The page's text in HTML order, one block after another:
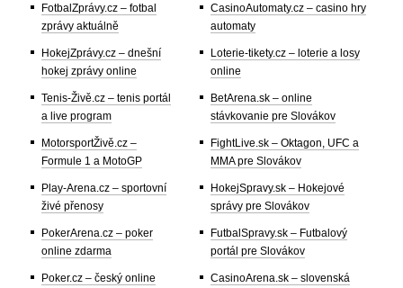
FotbalZprávy.cz – fotbal
zprávy aktuálně
HokejZprávy.cz – dnešní
hokej zprávy online
Tenis-Živě.cz – tenis portál
a live program
MotorsportŽivě.cz –
Formule 1 a MotoGP
Play-Arena.cz – sportovní
živé přenosy
PokerArena.cz – poker
online zdarma
Poker.cz – český online
CasinoAutomaty.cz – casino hry
automaty
Loterie-tikety.cz – loterie a losy
online
BetArena.sk – online
stávkovanie pre Slovákov
FightLive.sk – Oktagon, UFC a
MMA pre Slovákov
HokejSpravy.sk – Hokejové
správy pre Slovákov
FutbalSpravy.sk – Futbalový
portál pre Slovákov
CasinoArena.sk – slovenská